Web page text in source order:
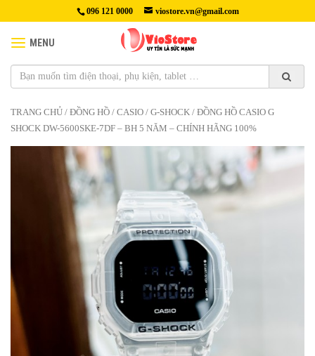
096 121 0000 viostore.vn@gmail.com
MENU
TRANG CHỦ / ĐỒNG HỒ / CASIO / G-SHOCK / ĐỒNG HỒ CASIO G
SHOCK DW-5600SKE-7DF – BH 5 NĂM – CHÍNH HÃNG 100%